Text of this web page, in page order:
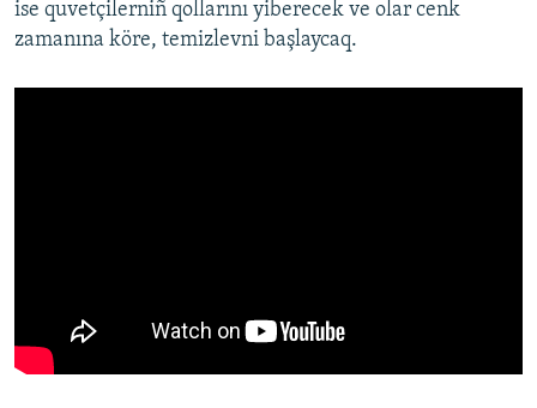
ise quvetçilerniñ qollarını yiberecek ve olar cenk
zamanına köre, temizlevni başlaycaq.